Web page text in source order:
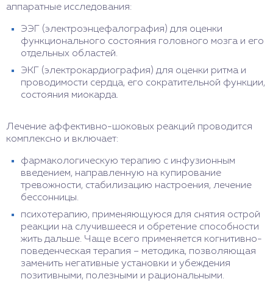
аппаратные исследования:
ЭЭГ (электроэнцефалография) для оценки
функционального состояния головного мозга и его
отдельных областей.
ЭКГ (электрокардиография) для оценки ритма и
проводимости сердца, его сократительной функции,
состояния миокарда.
Лечение аффективно-шоковых реакций проводится
комплексно и включает:
фармакологическую терапию с инфузионным
введением, направленную на купирование
тревожности, стабилизацию настроения, лечение
бессонницы.
психотерапию, применяющуюся для снятия острой
реакции на случившееся и обретение способности
жить дальше. Чаще всего применяется когнитивно-
поведенческая терапия – методика, позволяющая
заменить негативные установки и убеждения
позитивными, полезными и рациональными.